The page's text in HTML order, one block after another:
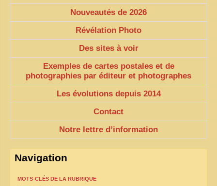
2025 LAOS 1950 CPSM
2026 PERI, VIÊT-CONG
ZOOM PHOTO
Nouveautés de 2026
Révélation Photo
Des sites à voir
Exemples de cartes postales et de
photographies par éditeur et photographes
Les évolutions depuis 2014
Contact
Notre lettre d’information
Navigation
MOTS-CLÉS DE LA RUBRIQUE